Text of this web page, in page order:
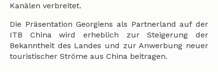
Kanälen verbreitet.
Die Präsentation Georgiens als Partnerland auf der
ITB China wird erheblich zur Steigerung der
Bekanntheit des Landes und zur Anwerbung neuer
touristischer Ströme aus China beitragen.